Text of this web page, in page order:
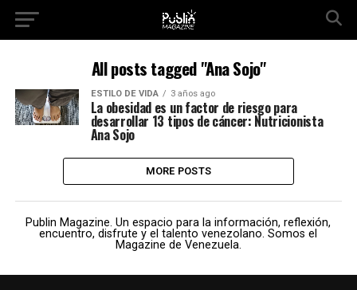
All posts tagged "Ana Sojo"
ESTILO DE VIDA 3 años ago
La obesidad es un factor de riesgo para
desarrollar 13 tipos de cáncer: Nutricionista
Ana Sojo
MORE POSTS
Publin Magazine. Un espacio para la información, reflexión,
encuentro, disfrute y el talento venezolano. Somos el
Magazine de Venezuela.